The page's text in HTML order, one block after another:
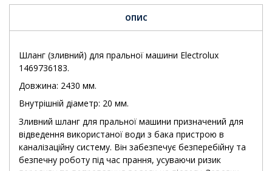
ОПИС
Шланг (зливний) для пральної машини Electrolux
1469736183.
Довжина: 2430 мм.
Внутрішній діаметр: 20 мм.
Зливний шланг для пральної машини призначений для
відведення використаної води з бака пристрою в
каналізаційну систему. Він забезпечує безперебійну та
безпечну роботу під час прання, усуваючи ризик